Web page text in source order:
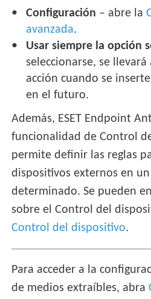
Configuración – abre la
avanzada.
Usar siempre la opción
seleccionarse, se
acción cuando se
en el futuro.
Además, ESET Endpoint
funcionalidad de Control
permite definir las reglas
dispositivos externos en
determinado. Se pueden
sobre el Control del
Control del dispositivo.
Para acceder a la
de medios extraíbles, abra